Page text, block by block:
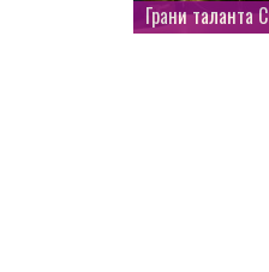
Грани таланта